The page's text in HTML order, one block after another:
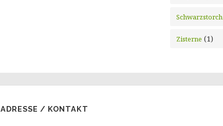
Schwarzstorch
Zisterne (1)
ADRESSE / KONTAKT